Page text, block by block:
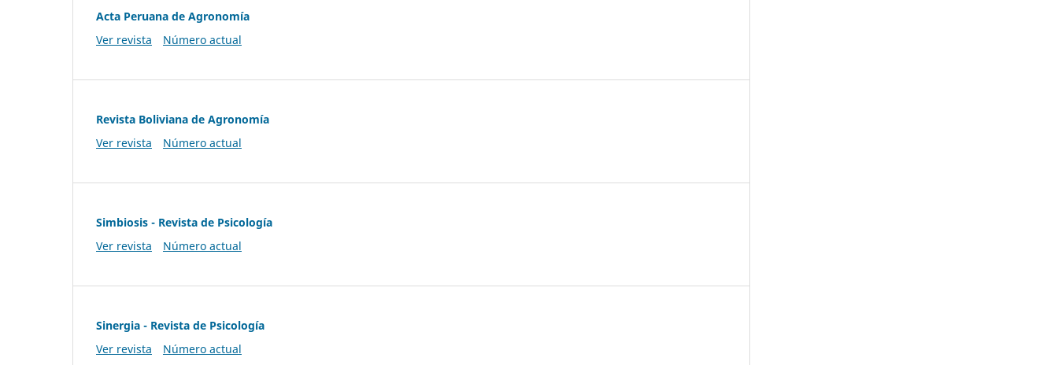
Acta Peruana de Agronomía
Ver revista
Número actual
Revista Boliviana de Agronomía
Ver revista
Número actual
Simbiosis - Revista de Psicología
Ver revista
Número actual
Sinergia - Revista de Psicología
Ver revista
Número actual